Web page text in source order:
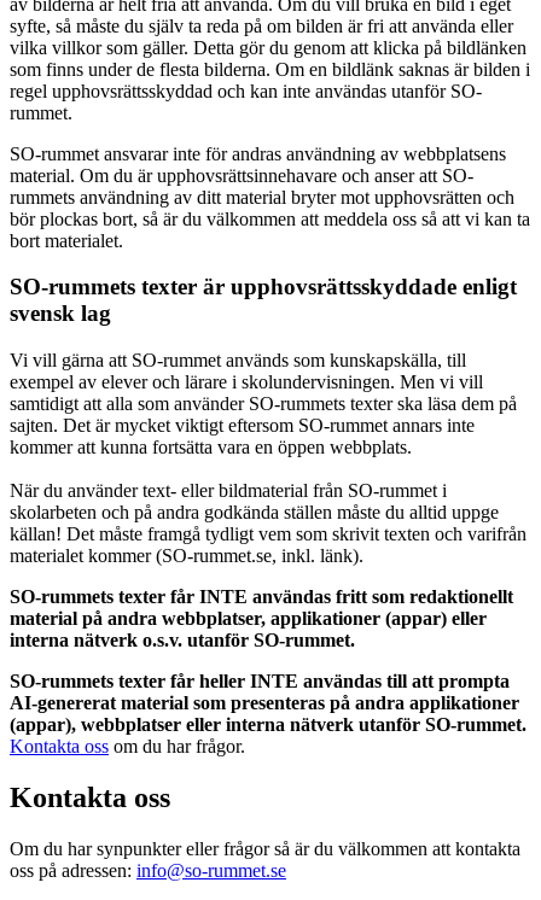
syfte, så måste du själv ta reda på om bilden är fri att använda eller
vilka villkor som gäller. Detta gör du genom att klicka på bildlänken
som finns under de flesta bilderna. Om en bildlänk saknas är bilden i
regel upphovsrättsskyddad och kan inte användas utanför SO-
rummet.
SO-rummet ansvarar inte för andras användning av webbplatsens
material. Om du är upphovsrättsinnehavare och anser att SO-
rummets användning av ditt material bryter mot upphovsrätten och
bör plockas bort, så är du välkommen att meddela oss så att vi kan ta
bort materialet.
SO-rummets texter är upphovsrättsskyddade enligt
svensk lag
Vi vill gärna att SO-rummet används som kunskapskälla, till
exempel av elever och lärare i skolundervisningen. Men vi vill
samtidigt att alla som använder SO-rummets texter ska läsa dem på
sajten. Det är mycket viktigt eftersom SO-rummet annars inte
kommer att kunna fortsätta vara en öppen webbplats.
När du använder text- eller bildmaterial från SO-rummet i
skolarbeten och på andra godkända ställen måste du alltid uppge
källan! Det måste framgå tydligt vem som skrivit texten och varifrån
materialet kommer (SO-rummet.se, inkl. länk).
SO-rummets texter får INTE användas fritt som redaktionellt
material på andra webbplatser, applikationer (appar) eller
interna nätverk o.s.v. utanför SO-rummet.
SO-rummets texter får heller INTE användas till att prompta
AI-genererat material som presenteras på andra applikationer
(appar), webbplatser eller interna nätverk utanför SO-rummet.
Kontakta oss om du har frågor.
Kontakta oss
Om du har synpunkter eller frågor så är du välkommen att kontakta
oss på adressen: info@so-rummet.se